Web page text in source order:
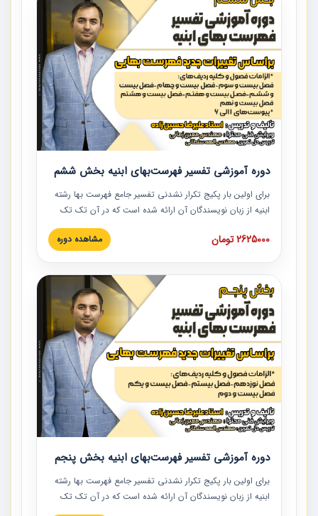
دوره آموزشی تفسیر فهرست‌بهای ابنیه بخش ششم
برای اولین بار پکیج تکرار نشدنی تفسیر جامع فهرست بها رشته
ابنیه از زبان نویسندگان آن ارائه شده است که در آن تک تک
ردیف ها و مطالب فهرست بها تفسیر و ارائه شده است. این
دوره به صورت کامل تصویری بوده و به همراه تصاویر عملیات
دوره با کلام مهندس علیرضاحسین‌زاده مدیر پروژه مهندسی
مشاور در امر بازنگری فهرست بها رشته ابنیه ارائه شده و به تمام
همکارانی که در حوزه صنعت ساخت در حال فعالیت هستند حتما
توصیه می کنیم از مطالب این دوره استفاده نمایند.
2625000 تومان مشاهده دوره
دوره آموزشی تفسیر فهرست‌بهای ابنیه بخش پنجم
برای اولین بار پکیج تکرار نشدنی تفسیر جامع فهرست بها رشته
ابنیه از زبان نویسندگان آن ارائه شده است که در آن تک تک
ردیف ها و مطالب فهرست بها تفسیر و ارائه شده است. این